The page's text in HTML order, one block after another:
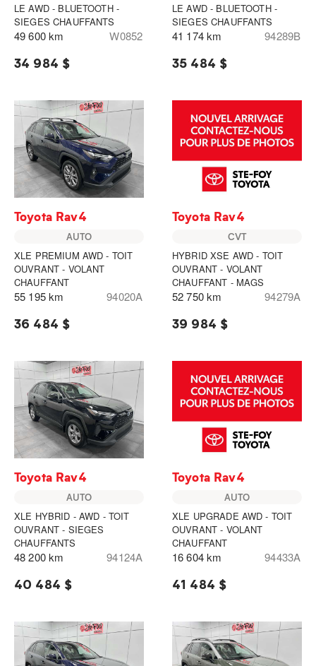
LE AWD - BLUETOOTH -
SIEGES CHAUFFANTS
49 600 km W0852
34 984 $
LE AWD - BLUETOOTH -
SIEGES CHAUFFANTS
41 174 km 94289B
35 484 $
Toyota Rav4
AUTO
XLE PREMIUM AWD - TOIT
OUVRANT - VOLANT
CHAUFFANT
55 195 km 94020A
36 484 $
Toyota Rav4
CVT
HYBRID XSE AWD - TOIT
OUVRANT - VOLANT
CHAUFFANT - MAGS
52 750 km 94279A
39 984 $
Toyota Rav4
AUTO
XLE HYBRID - AWD - TOIT
OUVRANT - SIEGES
CHAUFFANTS
48 200 km 94124A
40 484 $
Toyota Rav4
AUTO
XLE UPGRADE AWD - TOIT
OUVRANT - VOLANT
CHAUFFANT
16 604 km 94433A
41 484 $